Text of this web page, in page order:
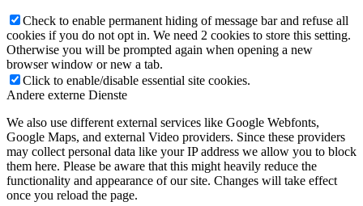
Check to enable permanent hiding of message bar and refuse all
cookies if you do not opt in. We need 2 cookies to store this setting.
Otherwise you will be prompted again when opening a new
browser window or new a tab.
Click to enable/disable essential site cookies.
Andere externe Dienste
We also use different external services like Google Webfonts,
Google Maps, and external Video providers. Since these providers
may collect personal data like your IP address we allow you to block
them here. Please be aware that this might heavily reduce the
functionality and appearance of our site. Changes will take effect
once you reload the page.